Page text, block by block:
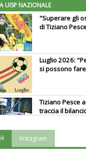
UISP NAZIONALE
"Superare gli
di Tiziano
Luglio 2026:
si possono
Tiziano Pesce
traccia il
Instagram